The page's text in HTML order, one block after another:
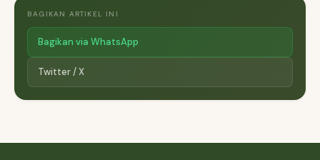
BAGIKAN ARTIKEL INI
Bagikan via WhatsApp
Twitter / X